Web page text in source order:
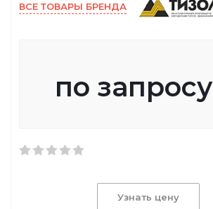
ВСЕ ТОВАРЫ БРЕНДА
по запросу
Узнать цену